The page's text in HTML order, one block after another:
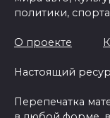
политики,
О проекте
Настоящий
Перепечатка